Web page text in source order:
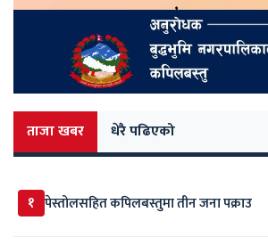
ताजा खबर धेरै पढिएको
१ पेस्तोलसहित कपिलबस्तुमा तीन जना पक्राउ